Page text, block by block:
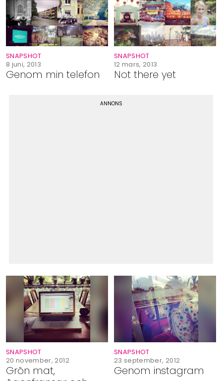
Genom min telefon
SNAPSHOT
8 juni, 2013
Not there yet
SNAPSHOT
12 mars, 2013
Grön mat,
SNAPSHOT
20 november, 2012
Genom instagram
SNAPSHOT
23 september, 2012